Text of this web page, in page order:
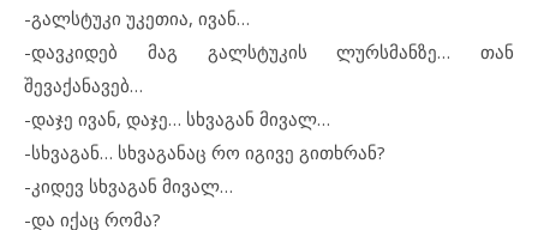
-გალსტუკი უკეთია, ივან…
-დავკიდებ მაგ გალსტუკის ლურსმანზე… თან
შევაქანავებ…
-დაჯე ივან, დაჯე… სხვაგან მივალ…
-სხვაგან… სხვაგანაც რო იგივე გითხრან?
-კიდევ სხვაგან მივალ…
-და იქაც რომა?